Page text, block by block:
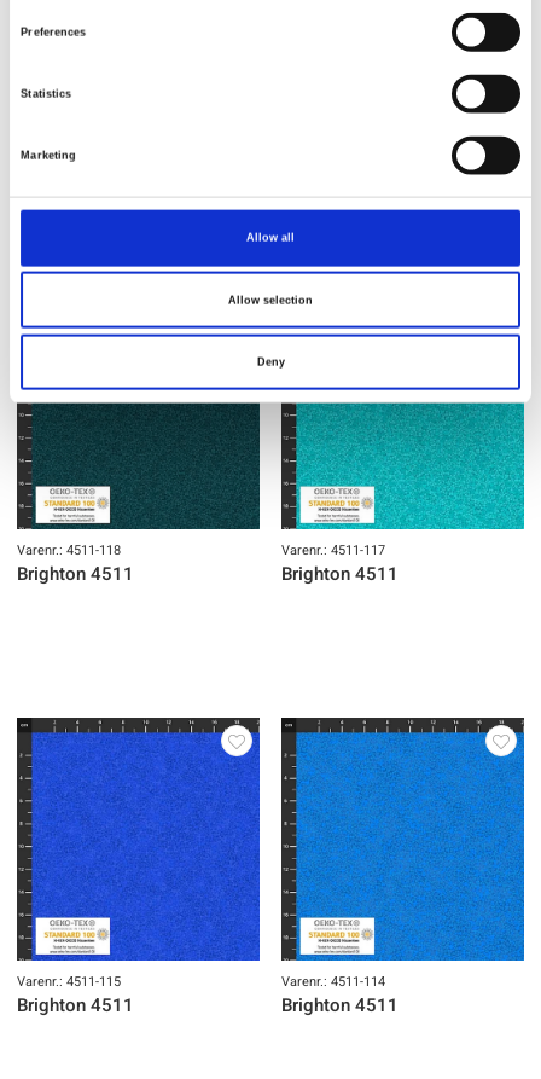
Preferences
Statistics
Marketing
Allow all
Allow selection
Deny
Varenr.: 4511-118
Brighton 4511
Varenr.: 4511-117
Brighton 4511
Varenr.: 4511-115
Brighton 4511
Varenr.: 4511-114
Brighton 4511